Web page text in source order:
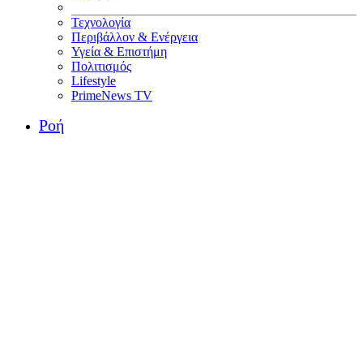
Τεχνολογία
Περιβάλλον & Ενέργεια
Υγεία & Επιστήμη
Πολιτισμός
Lifestyle
PrimeNews TV
Ροή